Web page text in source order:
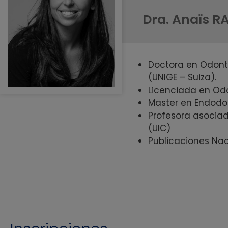
Dra. Anaïs
Doctora en
(UNIGE – Suiza).
Licenciada en
Master en
Profesora
(UIC)
Publicaciones